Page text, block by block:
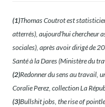
(1)Thomas Coutrot est
atterrés), aujourd’hui chercheur
sociales), après avoir dirigé de
Santé à la Dares (Ministère du
(2)Redonner du sens au travail,
Coralie Perez, collection La
(3)Bullshit jobs, the rise of